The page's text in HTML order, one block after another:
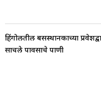
हिंगोलीतील बसस्थानकाच्या
साचले पावसाचे पाणी